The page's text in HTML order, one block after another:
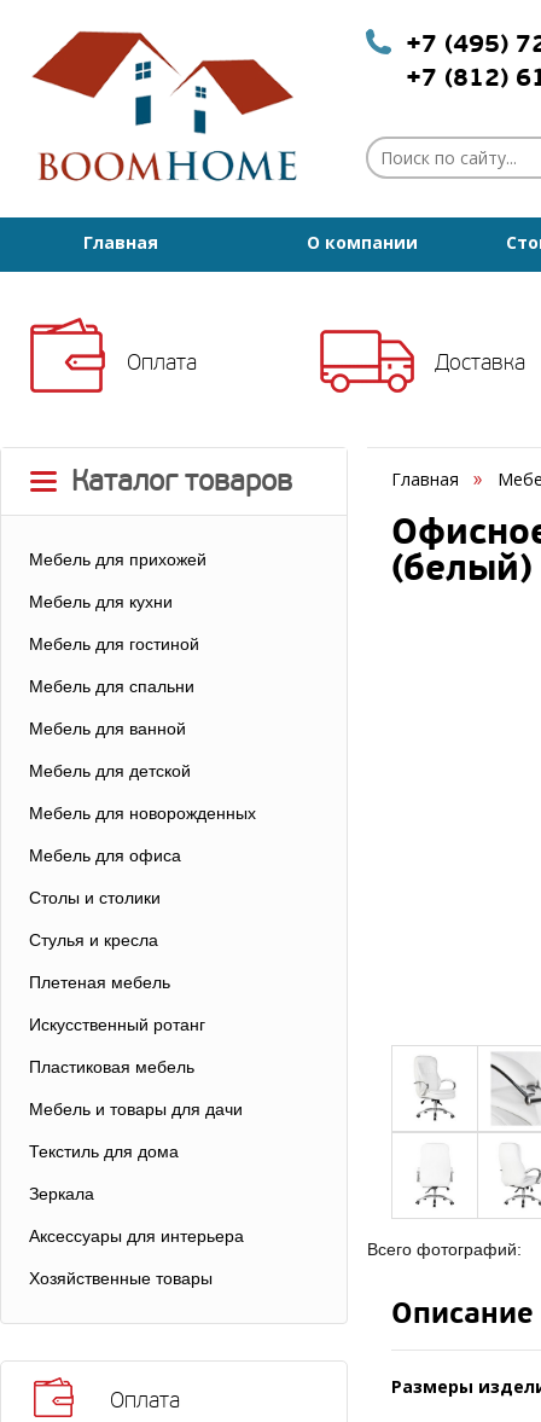
+7 (495)
+7 (812)
Главная О компании
Оплата Доставка
Каталог товаров
Мебель для прихожей
Мебель для кухни
Мебель для гостиной
Мебель для спальни
Мебель для ванной
Мебель для детской
Мебель для новорожденных
Мебель для офиса
Столы и столики
Стулья и кресла
Плетеная мебель
Искусственный ротанг
Пластиковая мебель
Мебель и товары для дачи
Текстиль для дома
Зеркала
Аксессуары для интерьера
Хозяйственные товары
Оплата
Главная
(белый)
Всего фотографий:
Описание
Размеры